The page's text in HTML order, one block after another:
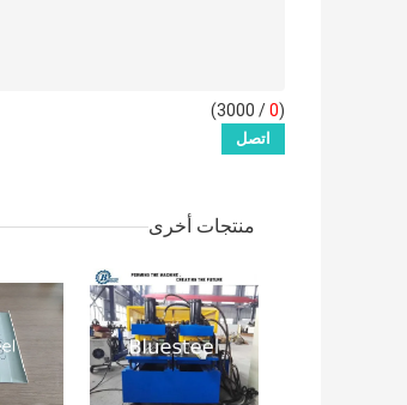
(
0
/ 3000)
منتجات أخرى